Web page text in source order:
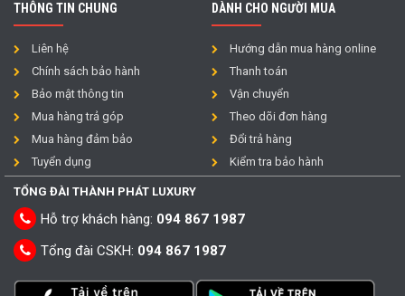
THÔNG TIN CHUNG
Liên hệ
Chính sách bảo hành
Bảo mật thông tin
Mua hàng trả góp
Mua hàng đảm bảo
Tuyển dụng
DÀNH CHO NGƯỜI MUA
Hướng dẫn mua hàng online
Thanh toán
Vận chuyển
Theo dõi đơn hàng
Đổi trả hàng
Kiểm tra bảo hành
TỔNG ĐÀI THÀNH PHÁT LUXURY
Hỗ trợ khách hàng: 094 867 1987
Tổng đài CSKH: 094 867 1987